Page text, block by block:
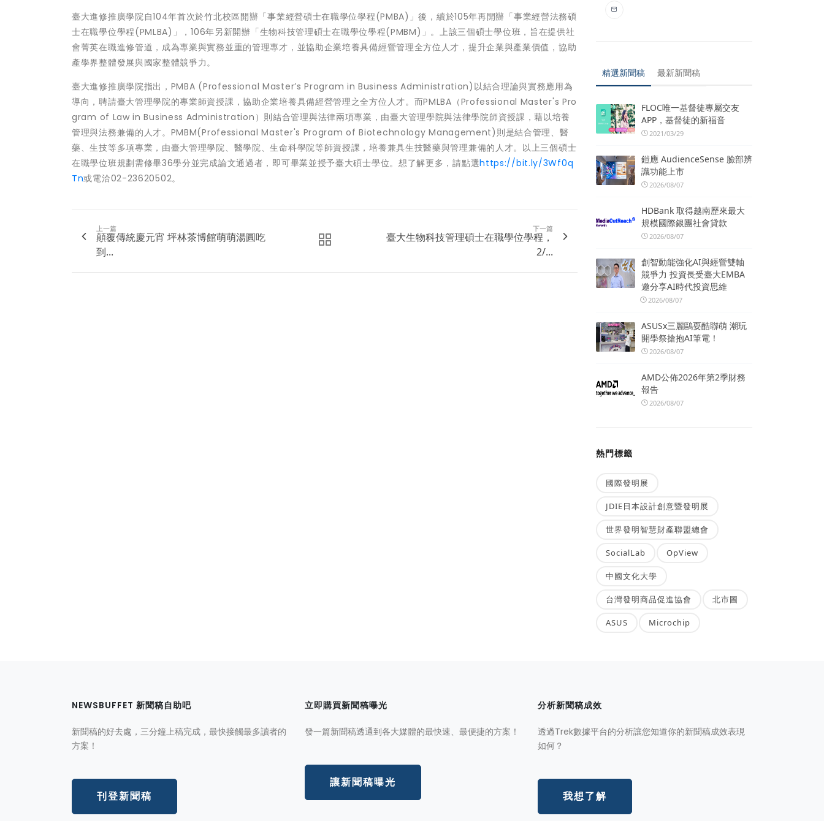
臺大進修推廣學院自104年首次於竹北校區開辦「事業經營碩士在職學位學程(PMBA)」後，續於105年再開辦「事業經營法務碩
士在職學位學程(PMLBA)」，106年另新開辦「生物科技管理碩士在職學位學程(PMBM)」。上該三個碩士學位班，旨在提供社
會菁英在職進修管道，成為專業與實務並重的管理專才，並協助企業培養具備經營管理全方位人才，提升企業與產業價值，協助
產學界整體發展與國家整體競爭力。
臺大進修推廣學院指出，PMBA (Professional Master’s Program in Business Administration)以結合理論與實務應用為
導向，聘請臺大管理學院的專業師資授課，協助企業培養具備經營管理之全方位人才。而PMLBA（Professional Master's Pro
gram of Law in Business Administration）則結合管理與法律兩項專業，由臺大管理學院與法律學院師資授課，藉以培養
管理與法務兼備的人才。PMBM(Professional Master's Program of Biotechnology Management)則是結合管理、醫
藥、生技等多項專業，由臺大管理學院、醫學院、生命科學院等師資授課，培養兼具生技醫藥與管理兼備的人才。以上三個碩士
在職學位班規劃需修畢36學分並完成論文通過者，即可畢業並授予臺大碩士學位。想了解更多，請點選https://bit.ly/3Wf0q
Tn或電洽02-23620502。
上一篇
顛覆傳統慶元宵 坪林茶博館萌萌湯圓吃
到...
下一篇
臺大生物科技管理碩士在職學位學程，
2/...
精選新聞稿 最新新聞稿
FLOC唯一基督徒專屬交友
APP，基督徒的新福音
2021/03/29
鎧應 AudienceSense 臉部辨
識功能上市
2026/08/07
HDBank 取得越南歷來最大
規模國際銀團社會貸款
2026/08/07
創智動能強化AI與經營雙軸
競爭力 投資長受臺大EMBA
邀分享AI時代投資思維
2026/08/07
ASUSx三麗鷗耍酷聯萌 潮玩
開學祭搶抱AI筆電！
2026/08/07
AMD公佈2026年第2季財務
報告
2026/08/07
熱門標籤
國際發明展
JDIE日本設計創意暨發明展
世界發明智慧財產聯盟總會
SocialLab OpView
中國文化大學
台灣發明商品促進協會 北市圖
ASUS Microchip
NEWSBUFFET 新聞稿自助吧
新聞稿的好去處，三分鐘上稿完成，最快接觸最多讀者的
方案！
刊登新聞稿
立即購買新聞稿曝光
發一篇新聞稿透通到各大媒體的最快速、最便捷的方案！
讓新聞稿曝光
分析新聞稿成效
透過Trek數據平台的分析讓您知道你的新聞稿成效表現
如何？
我想了解